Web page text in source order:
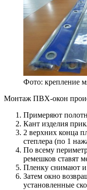
Фото: крепление
Монтаж ПВХ-окон
Примеряют
Кант изделия
2 верхних конца
степлера (по 1
По всему
ремешков ставят
Пленку снимают
Затем окно
установленные